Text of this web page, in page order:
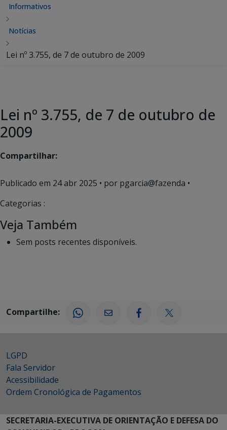
Informativos
Notícias
Lei nº 3.755, de 7 de outubro de 2009
Lei nº 3.755, de 7 de outubro de
2009
Compartilhar:
Publicado em 24 abr 2025 • por pgarcia@fazenda •
Categorias :
Veja Também
Sem posts recentes disponíveis.
Compartilhe:
LGPD
Fala Servidor
Acessibilidade
Ordem Cronológica de Pagamentos
SECRETARIA-EXECUTIVA DE ORIENTAÇÃO E DEFESA DO